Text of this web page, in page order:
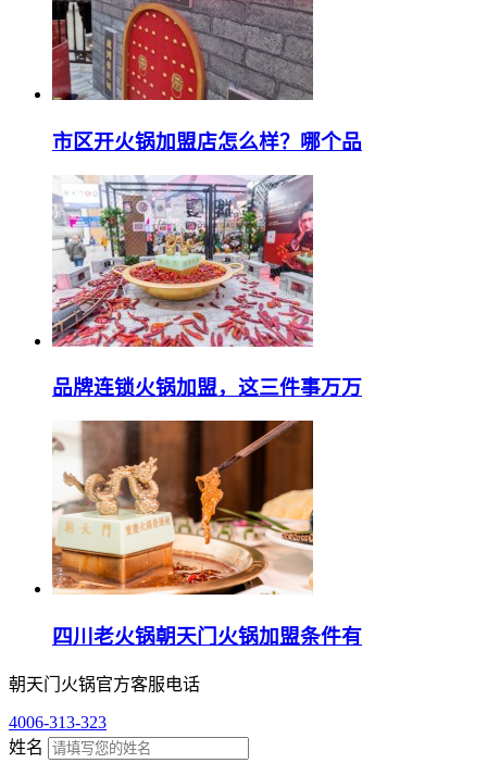
市区开火锅加盟店怎么样？哪个品
品牌连锁火锅加盟，这三件事万万
四川老火锅朝天门火锅加盟条件有
朝天门火锅官方客服电话
4006-313-323
姓名